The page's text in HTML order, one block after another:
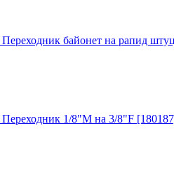
байонет на рапид
1/8"M на 3/8"F